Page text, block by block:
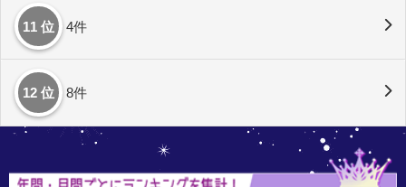
11 位 4件
12 位 8件